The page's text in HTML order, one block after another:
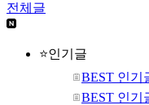
전체글
⭐인기글
BEST 인기
BEST 인기